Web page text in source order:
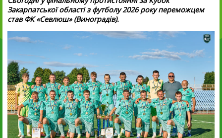
Закарпатської області з футболу 2026 року переможцем
став ФК «Севлюш» (Виноградів).